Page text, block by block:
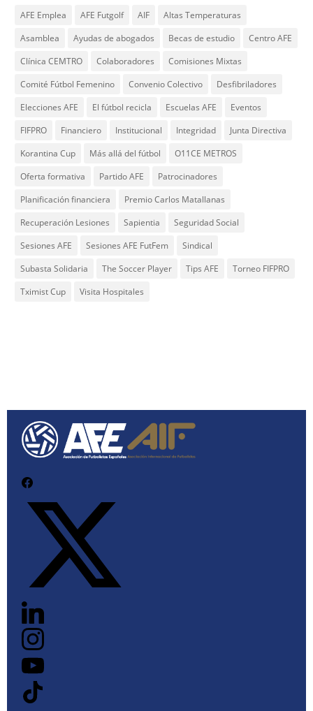
AFE Emplea AFE Futgolf AIF
Altas Temperaturas
Asamblea
Ayudas de abogados Becas de estudio
Centro AFE
Clínica CEMTRO
Colaboradores
Comisiones Mixtas
Comité Fútbol Femenino
Convenio Colectivo
Desfibriladores
Elecciones AFE
El fútbol recicla Escuelas AFE
Eventos
FIFPRO
Financiero Institucional Integridad
Junta Directiva
Korantina Cup
Más allá del fútbol
O11CE METROS
Oferta formativa
Partido AFE
Patrocinadores
Planificación financiera
Premio Carlos Matallanas
Recuperación Lesiones
Sapientia
Seguridad Social
Sesiones AFE
Sesiones AFE FutFem
Sindical
Subasta Solidaria
The Soccer Player Tips AFE
Torneo FIFPRO
Tximist Cup
Visita Hospitales